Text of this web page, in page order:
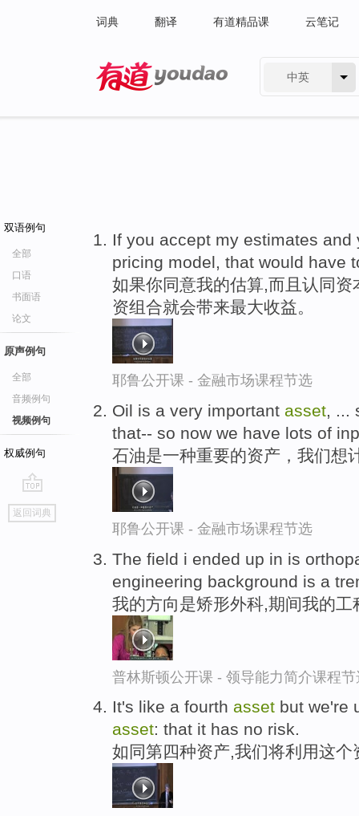
词典 翻译 有道精品课 云笔记
中英
双语例句
全部
口语
书面语
论文
原声例句
全部
音频例句
视频例句
权威例句
go
top
返回词典
If you accept my estimates
pricing model, that would have
如果你同意我的估算,而且认同
资组合就会带来最大收益。
耶鲁公开课 - 金融市场课程节选
Oil is a very important asset, ...
that-- so now we have lots of
石油是一种重要的资产，我们想
耶鲁公开课 - 金融市场课程节选
The field i ended up in is
engineering background is a
我的方向是矫形外科,期间我的
普林斯顿公开课 - 领导能力简介课程节
It's like a fourth asset but we're
asset: that it has no risk.
如同第四种资产,我们将利用这